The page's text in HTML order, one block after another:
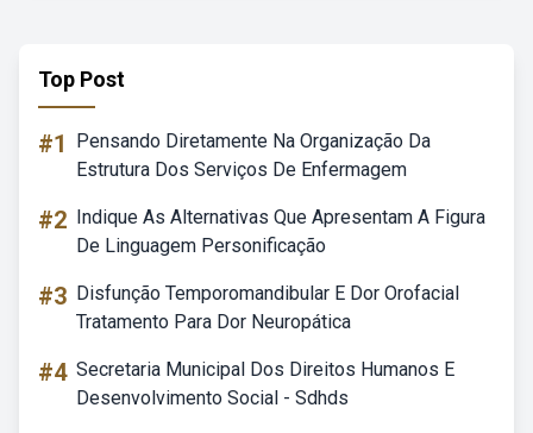
Top Post
#1
Pensando Diretamente Na Organização Da
Estrutura Dos Serviços De Enfermagem
#2 Indique As Alternativas Que Apresentam A Figura
De Linguagem Personificação
#3 Disfunção Temporomandibular E Dor Orofacial
Tratamento Para Dor Neuropática
#4 Secretaria Municipal Dos Direitos Humanos E
Desenvolvimento Social - Sdhds